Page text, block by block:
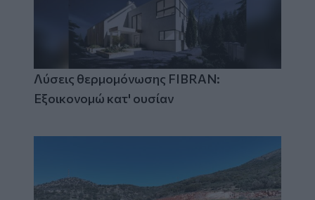
Λύσεις θερμομόνωσης FIBRAN:
Εξοικονομώ κατ' ουσίαν